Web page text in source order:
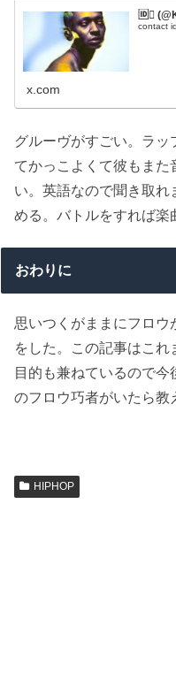
🆔🫆
contact
x.com
グルーヴがすごい。ラッ
てかっこよくて彼もまた
い。英語なので聞き取
める。バトルをすれば楽
おわりに
思いつくがままにフロウ
をした。この記事はこ
目的も兼ねているので
のフロウ巧者がいたら教
HIPHOP